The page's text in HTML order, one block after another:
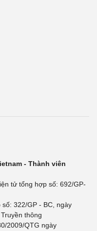
- Thành viên
tử tổng hợp số: 692/GP-
322/GP - BC, ngày
thông
2009/QTG ngày